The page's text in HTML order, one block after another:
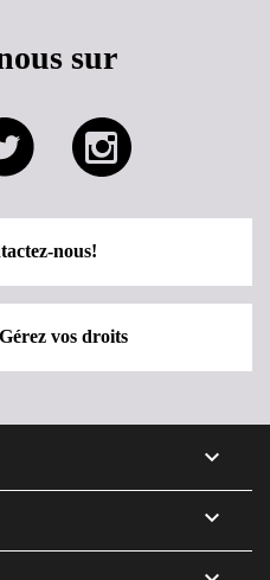
sur
nous!
Gérez vos droits

